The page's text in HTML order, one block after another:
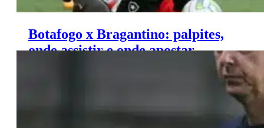
Botafogo x Bragantino: palpites,
onde assistir e onde apostar –